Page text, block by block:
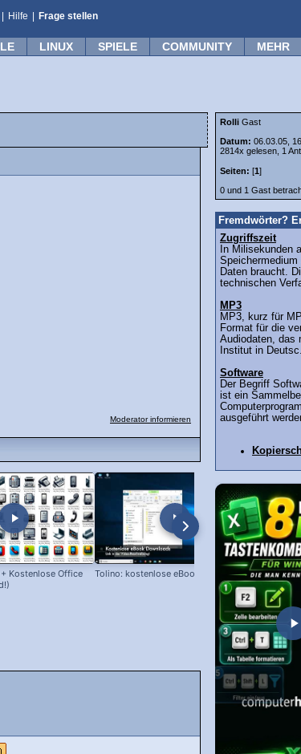
Hilfe Frage stellen
LINUX SPIELE COMMUNITY MEHR
Moderator informieren
Kostenlose Office
Tolino: kostenlose eBooks laden! Snipping
Rolli Gast
Datum: 06.03.05,
2814x gelesen, 1
Seiten: [1]
0 und 1 Gast
Fremdwörter?
Zugriffszeit
In Milisekunden
Daten braucht.
technischen
MP3
MP3, kurz für
Format für die
Audiodaten, das
Institut in
Software
Der Begriff
ist ein
ausgeführt